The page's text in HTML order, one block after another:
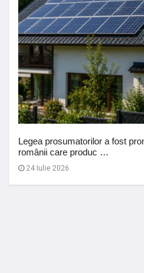
Legea prosumatorilor a fost
românii care produc …
24 Iulie 2026